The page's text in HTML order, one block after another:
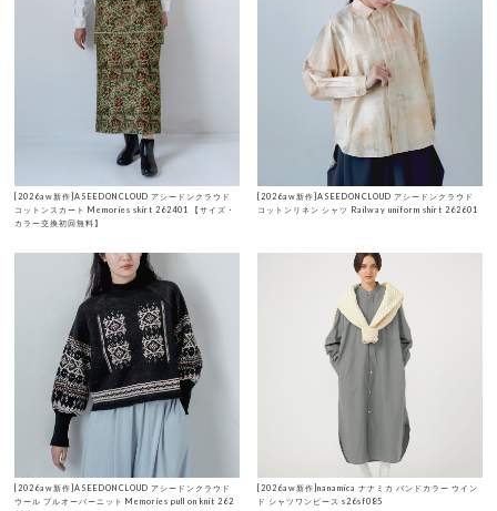
[2026aw新作]ASEEDONCLOUD アシードンクラウド
コットンスカート Memories skirt 262401 【サイズ・
カラー交換初回無料】
[2026aw新作]ASEEDONCLOUD アシードンクラウド
コットンリネン シャツ Railway uniform shirt 262601
[2026aw新作]ASEEDONCLOUD アシードンクラウド
ウール プルオーバーニット Memories pull on knit 262
[2026aw新作]nanamica ナナミカ バンドカラー ウイン
ド シャツワンピース s26sf085